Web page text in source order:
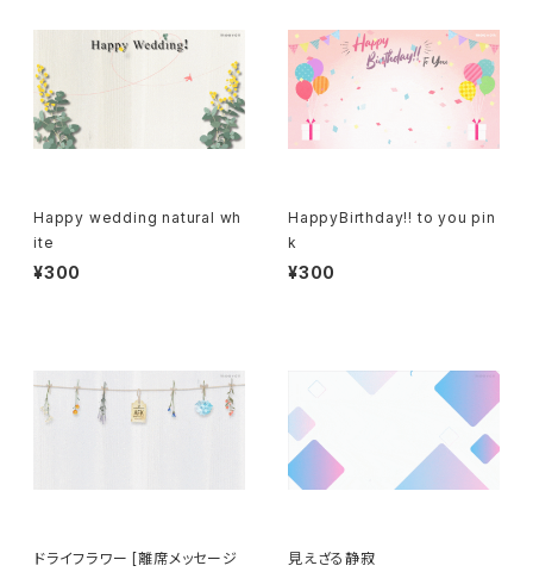
Happy wedding natural wh
ite
¥300
HappyBirthday!! to you pin
k
¥300
ドライフラワー [離席メッセージ
見えざる静寂